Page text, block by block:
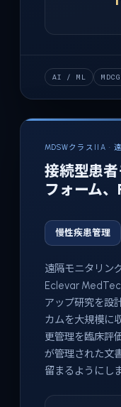
AI / ML
MDSWクラスIIA ·
接続型患
フォーム、
慢性疾患管理
遠隔モニタリン
Eclevar
アップ研究を設
カムを大規模に
更管理を臨床評
が管理された文
留まるようにし